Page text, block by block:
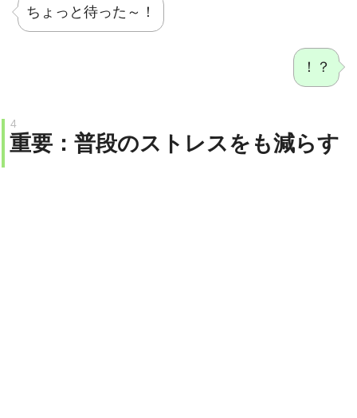
！？
重要：普段のストレスをも減らす